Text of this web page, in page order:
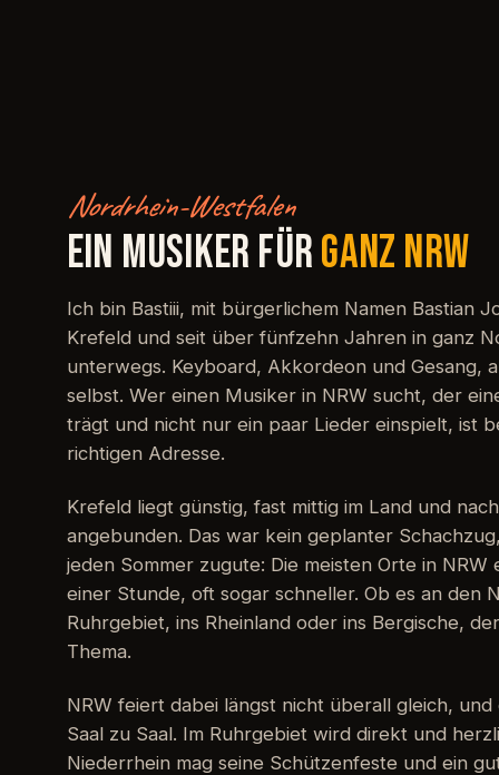
Nordrhein-Westfalen
EIN MUSIKER FÜRGANZ NRW
Ich bin Bastiii, mit bürgerlichem Namen Bastian
Krefeld und seit über fünfzehn Jahren in ganz
unterwegs. Keyboard, Akkordeon und Gesang,
selbst. Wer einen Musiker in NRW sucht, der
trägt und nicht nur ein paar Lieder einspielt, ist
richtigen Adresse.
Krefeld liegt günstig, fast mittig im Land und
angebunden. Das war kein geplanter
jeden Sommer zugute: Die meisten Orte in
einer Stunde, oft sogar schneller. Ob es an den
Ruhrgebiet, ins Rheinland oder ins Bergische,
Thema.
NRW feiert dabei längst nicht überall gleich,
Saal zu Saal. Im Ruhrgebiet wird direkt und
Niederrhein mag seine Schützenfeste und ein